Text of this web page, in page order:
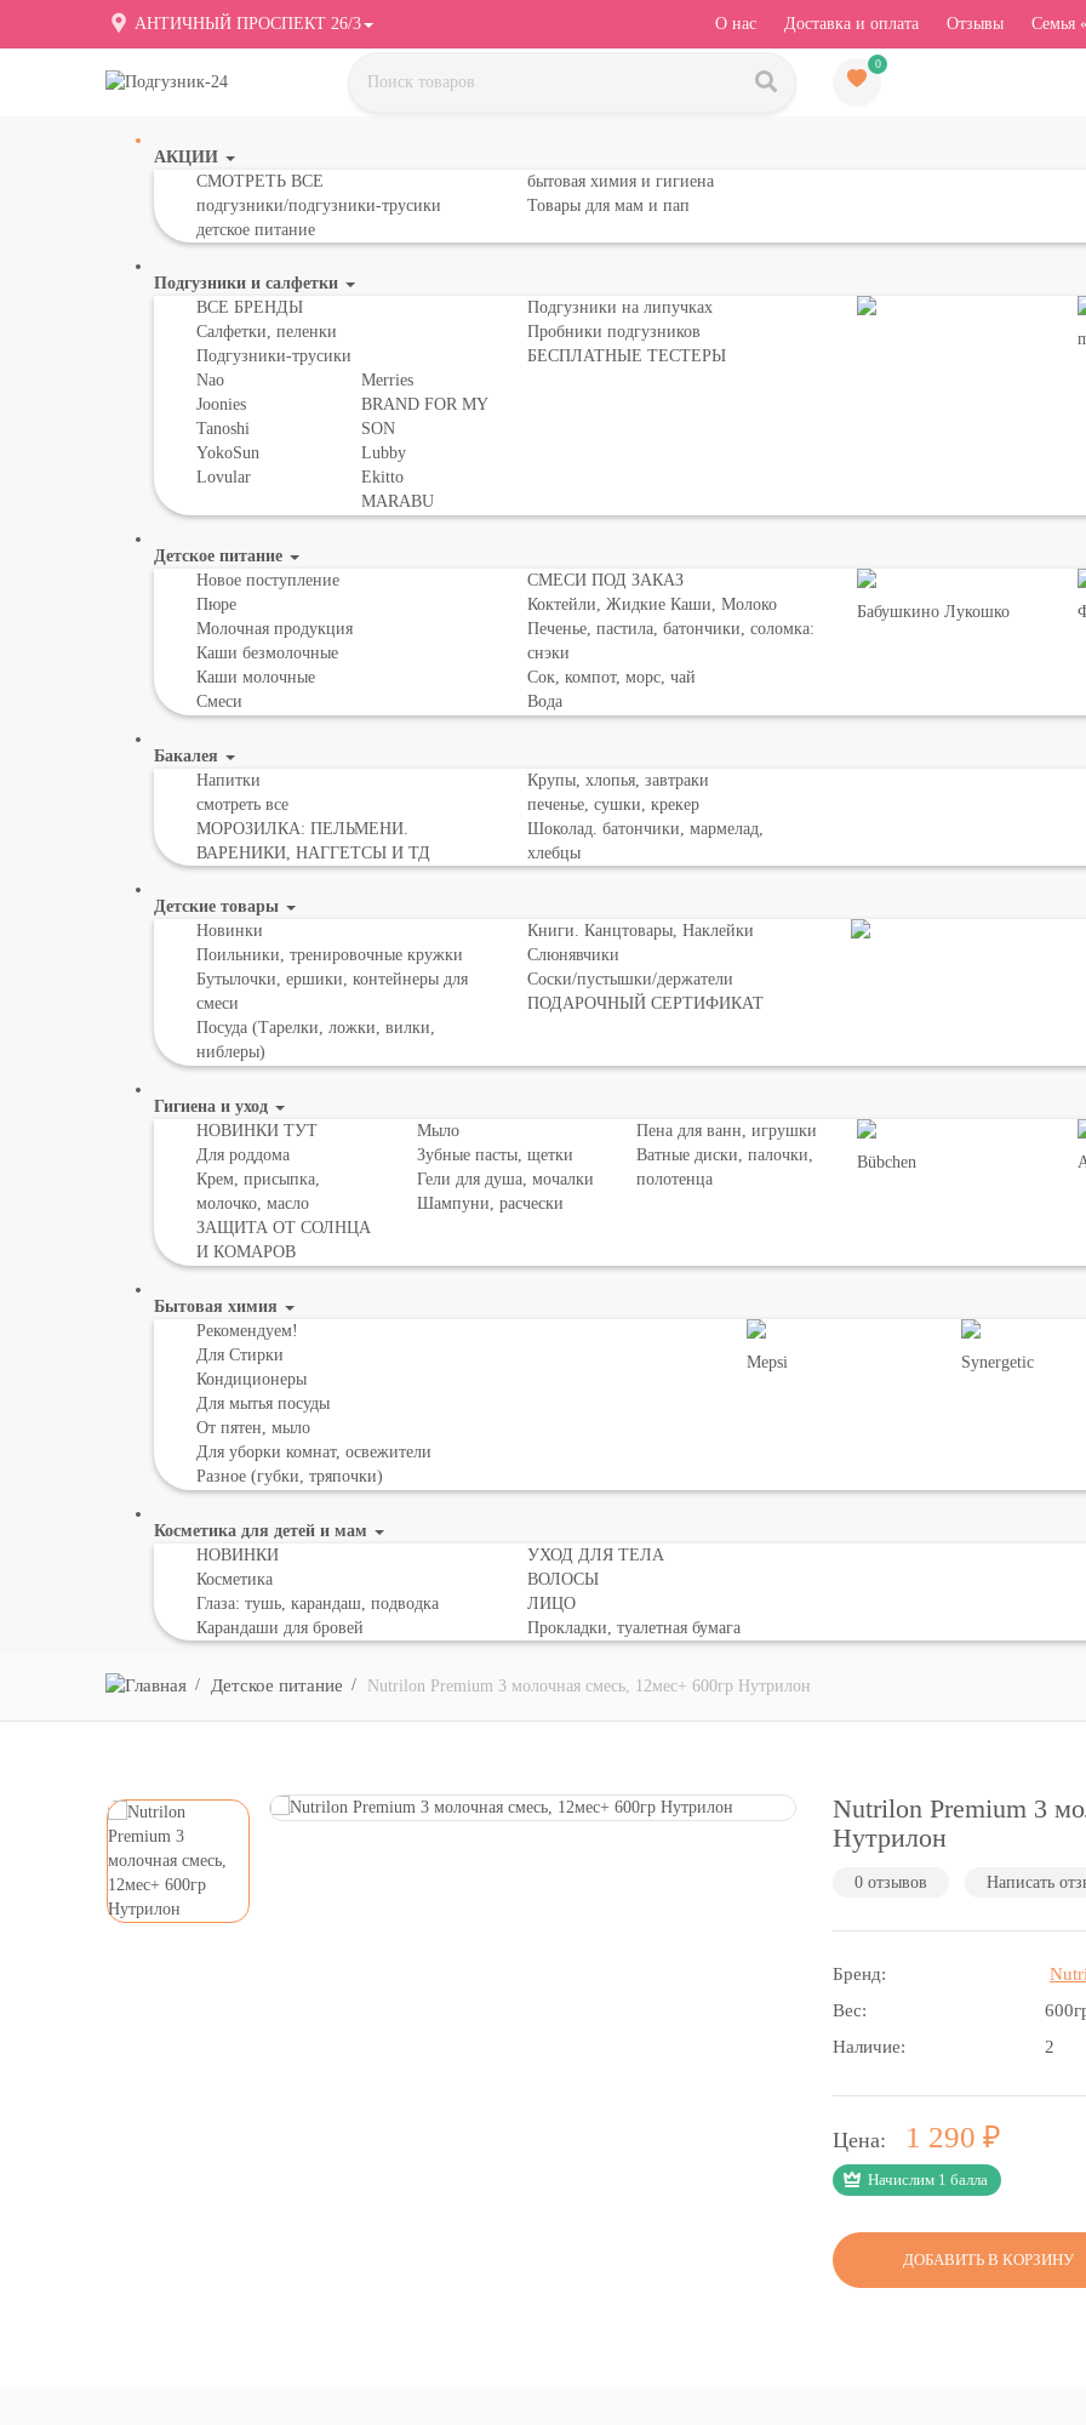
АНТИЧНЫЙ ПРОСПЕКТ 26/3 О нас Доставка и оплата Отзывы Семья
0
АКЦИИ
СМОТРЕТЬ ВСЕ
подгузники/подгузники-трусики
детское питание
бытовая химия и гигиена
Товары для мам и пап
Подгузники и салфетки
ВСЕ БРЕНДЫ
Салфетки, пеленки
Подгузники-трусики
Nao
Joonies
Tanoshi
YokoSun
Lovular
Merries
BRAND FOR MY
SON
Lubby
Ekitto
MARABU
Подгузники на липучках
Пробники подгузников
БЕСПЛАТНЫЕ ТЕСТЕРЫ
Детское питание
Новое поступление
Пюре
Молочная продукция
Каши безмолочные
Каши молочные
Смеси
СМЕСИ ПОД ЗАКАЗ
Коктейли, Жидкие Каши, Молоко
Печенье, пастила, батончики, соломка:
снэки
Сок, компот, морс, чай
Вода
Бабушкино Лукошко
Бакалея
Напитки
смотреть все
МОРОЗИЛКА: ПЕЛЬМЕНИ.
ВАРЕНИКИ, НАГГЕТСЫ И ТД
Крупы, хлопья, завтраки
печенье, сушки, крекер
Шоколад. батончики, мармелад,
хлебцы
Детские товары
Новинки
Поильники, тренировочные кружки
Бутылочки, ершики, контейнеры для
смеси
Посуда (Тарелки, ложки, вилки,
ниблеры)
Книги. Канцтовары, Наклейки
Слюнявчики
Соски/пустышки/держатели
ПОДАРОЧНЫЙ СЕРТИФИКАТ
Гигиена и уход
НОВИНКИ ТУТ
Для роддома
Крем, присыпка,
молочко, масло
ЗАЩИТА ОТ СОЛНЦА
И КОМАРОВ
Мыло
Зубные пасты, щетки
Гели для душа, мочалки
Шампуни, расчески
Пена для ванн, игрушки
Ватные диски, палочки,
полотенца
Bübchen
Бытовая химия
Рекомендуем!
Для Стирки
Кондиционеры
Для мытья посуды
От пятен, мыло
Для уборки комнат, освежители
Разное (губки, тряпочки)
Mepsi Synergetic
Косметика для детей и мам
НОВИНКИ
Косметика
Глаза: тушь, карандаш, подводка
Карандаши для бровей
УХОД ДЛЯ ТЕЛА
ВОЛОСЫ
ЛИЦО
Прокладки, туалетная бумага
Детское питание Nutrilon Premium 3 молочная смесь, 12мес+ 600гр Нутрилон
Nutrilon Premium 3
Нутрилон
0 отзывов Написать
Бренд:
Вес:
Наличие:
2
Цена: 1 290 Р
Начислим 1 балла
ДОБАВИТЬ В КОРЗИНУ